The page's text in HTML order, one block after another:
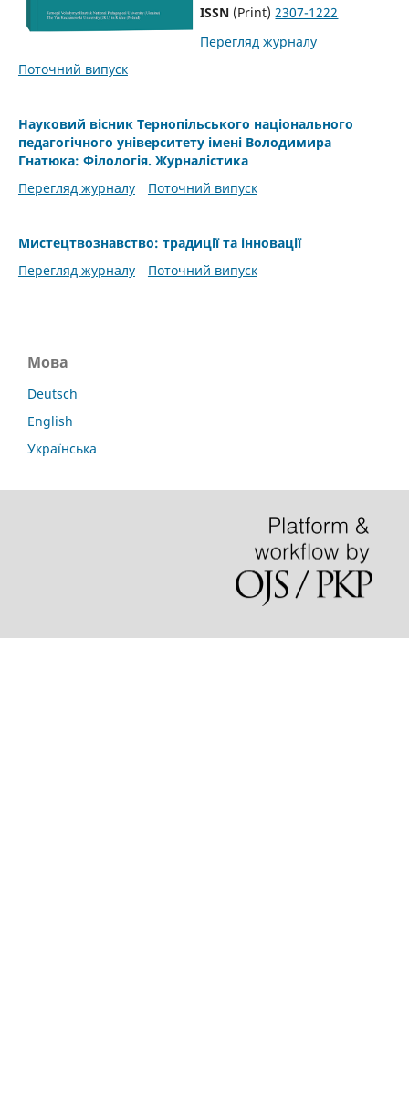
ISSN (Print)2307-1222
Перегляд журналу
Поточний випуск
Науковий вісник Тернопільського національного
педагогічного університету імені Володимира
Гнатюка: Філологія. Журналістика
Перегляд журналу
Поточний випуск
Мистецтвознавство: традиції та інновації
Перегляд журналу
Поточний випуск
Мова
Deutsch
English
Українська